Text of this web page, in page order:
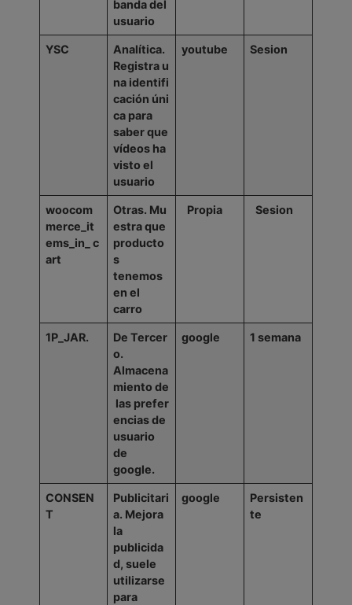
banda del
usuario
YSC
Analítica.
Registra u
na identifi
cación úni
ca para
saber que
vídeos ha
visto el
usuario
youtube Sesion
woocom
merce_it
ems_in_
c
art
Otras. Mu
estra que
producto
s
tenemos
en el
carro
Propia Sesion
1P_JAR. De Tercer
o.
Almacena
miento de
las prefer
enciasde
usuario
de
google.
google 1 semana
CONSEN
T
Publicitari
a. Mejora
la
publicida
d, suele
utilizarse
para
google
Persisten
te